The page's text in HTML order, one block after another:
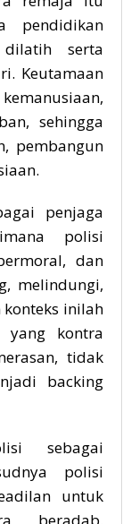
pendidikan
serta
Keutamaan
sehingga
pembangun
penjaga
polisi
dan
melindungi,
inilah
yang kontra
tidak
backing
sebagai
polisi
untuk